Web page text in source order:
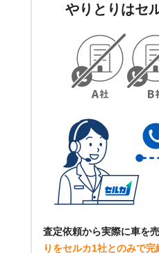
やりとりはセ
査定依頼から実際に車を売
りをセルカ1社とのみで完